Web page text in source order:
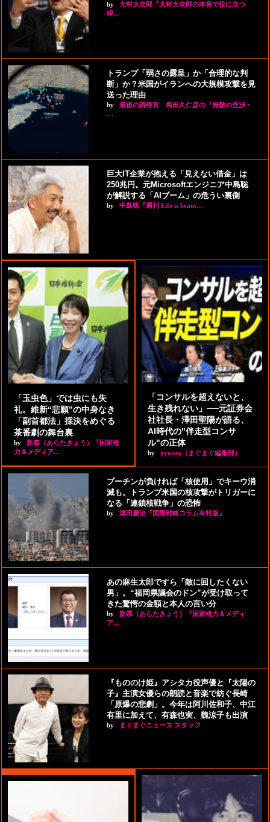
by
大村大次郎『大村大次郎の本音で役に立つ
税…
トランプ「弱さの露呈」か「合理的な判
断」か？米国がイランへの大規模攻撃を見
送った理由
by
最後の調停官 島田久仁彦の『無敵の交渉・
…
巨大IT企業が抱える「見えない借金」は
250兆円。元Microsoftエンジニア中島聡
が解説する「AIブーム」の危うい裏側
by 中島聡『週刊 Life is beaut…
「玉虫色」では虫にも失
礼。維新“悲願”の中身なき
「副首都法」採決をめぐる
茶番劇の舞台裏
by
新恭（あらたきょう）『国家権
力＆メディア…
「コンサルを超えないと、
生き残れない」──元証券会
社社長・澤田聖陽が語る、
AI時代の"伴走型コンサ
ル"の正体
by gyouza（まぐまぐ編集部）
プーチンが負ければ「核使用」でキーウ消
滅も。トランプ米国の核攻撃がトリガーに
なる「連鎖核戦争」の恐怖
by 津田慶治『国際戦略コラム有料版』
あの麻生太郎ですら「敵に回したくない
男」。“福岡県議会のドン”が受け取って
きた驚愕の金額と本人の言い分
by
新恭（あらたきょう）『国家権力＆メディ
ア…
『もののけ姫』アシタカ役声優と『太陽の
子』主演女優らの朗読と音楽で紡ぐ長崎
「原爆の悲劇」。今年は阿川佐和子、中江
有里に加えて、有森也実、魏涼子も出演
by まぐまぐニュース スタッフ